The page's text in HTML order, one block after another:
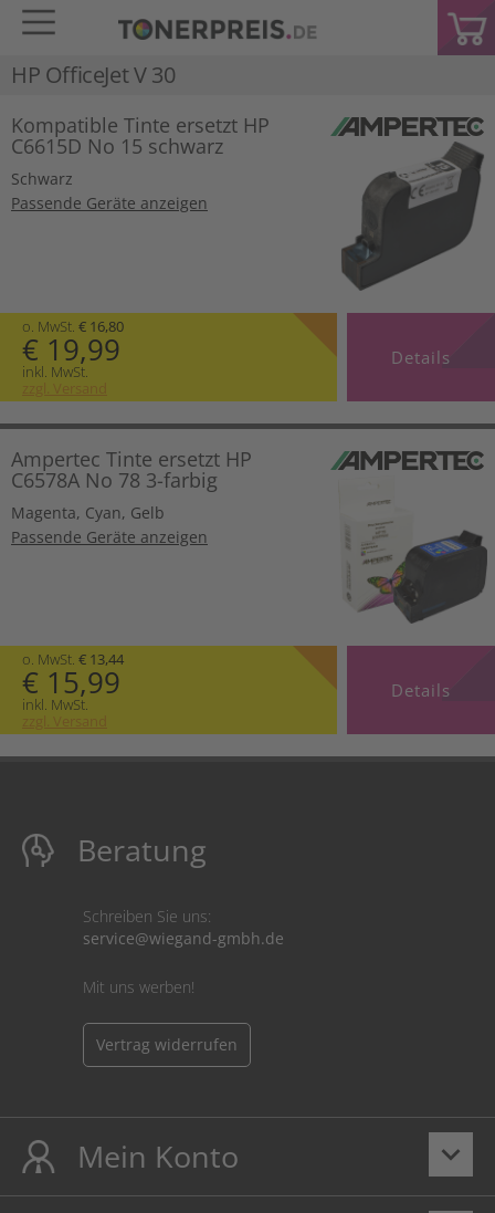
HP OfficeJet V 30
Kompatible Tinte ersetzt HP
C6615D No 15 schwarz
Schwarz
Passende Geräte anzeigen
o. MwSt. € 16,80
€ 19,99
inkl. MwSt.
zzgl. Versand
Details
Ampertec Tinte ersetzt HP
C6578A No 78 3-farbig
Magenta, Cyan, Gelb
Passende Geräte anzeigen
o. MwSt. € 13,44
€ 15,99
inkl. MwSt.
zzgl. Versand
Details
Beratung
Schreiben Sie uns:
service@wiegand-gmbh.de
Mit uns werben!
Vertrag widerrufen
keyboard_arrow_down
Mein Konto